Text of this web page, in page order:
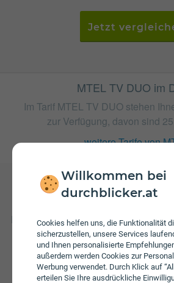
Willkommen bei
durchblicker.at
Cookies helfen uns, die Funktionalität
sicherzustellen, unsere Services
und Ihnen personalisierte
außerdem werden Cookies zur
Werbung verwendet. Durch Klick auf
erteilen Sie Ihre ausdrückliche
Jetzt
MTEL TV DUO im
Im Tarif MTEL TV DUO stehen
zur Verfügung, davon sind
weitere Tarife von
Beim Tarif MTEL TV DUO fallen
€ 21,99 an.